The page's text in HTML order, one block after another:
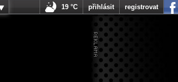
19 °C přihlásit registrovat